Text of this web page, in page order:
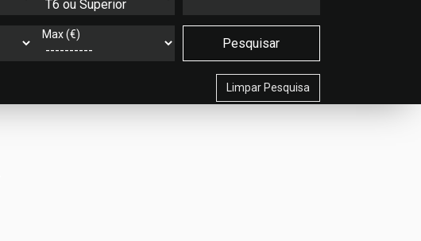
Max (€)
Pesquisar
Limpar Pesquisa